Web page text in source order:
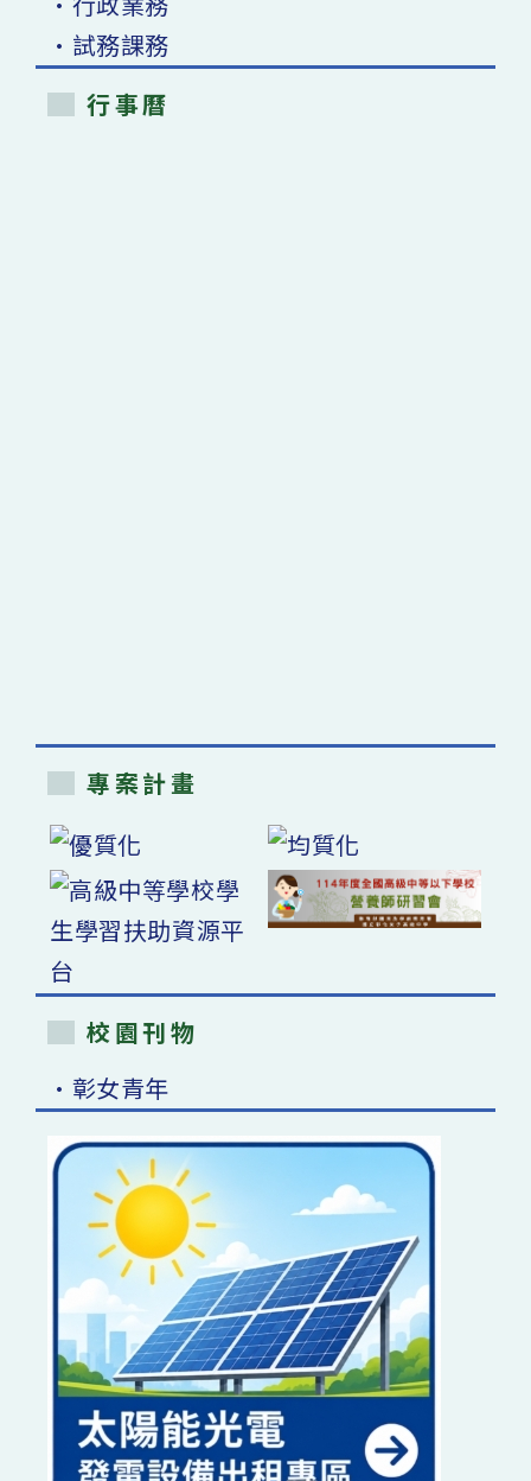
•試務課務
行事曆
專案計畫
校園刊物
•彰女青年